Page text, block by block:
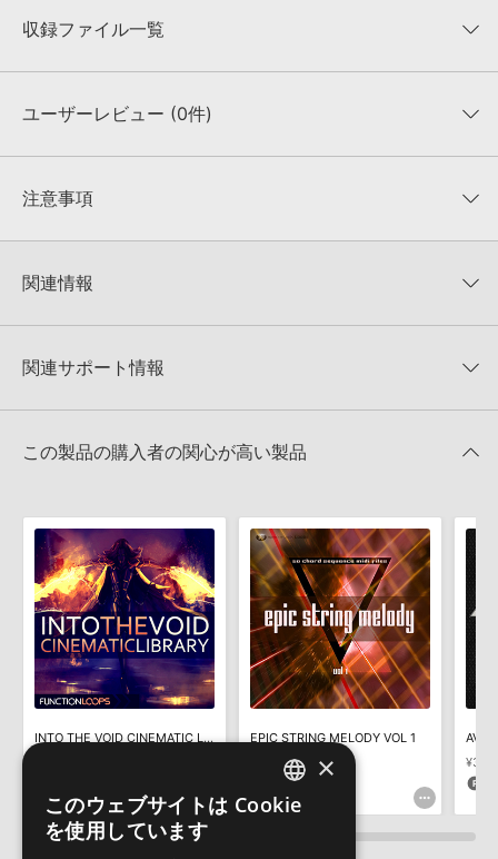
収録ファイル一覧
収録ファイル一覧
ユーザーレビュー (0件)
★★★★★
★5
★4
★1
0%
注意事項
KONTAKTフォーマットは、
でお使いいただけます。無償版のKONTAKT PLAYERではお使いい
4GBを超えるデータに関するご注意：
FAT32でフォーマットされた
きます際には、NTFSやHFS＋でフォーマットされたHDDをご用意
いただく必要がございます。
知らせするメールの2通が送信されます。メールに記載されており
ます説明に沿って、製品のダウンロード／導入を行って下さい。
サンプルパック製品には、原則として日本語版操作マニュアルをご
用意しておりません。ご購入後のご不明点や詳細に関するお問い合
わせなどはテクニカルサポート
までご連絡ください。
デモソングは、製品収録サウンドを使ってできることを紹介するた
めのデモンストレーション用の楽曲です。原則として、デモソング
そのものをお使いいただくことはできません。また、デモソングを
保証するものではありません。
ダウンロード製品という性質上、一切の返品・返金はお受け付け致
しかねます。
関連情報
AVENGE ORCHESTRAのサポート情報
関連サポート情報
2022.06.06
おります。ご覧頂くには、該当する製品をご購入頂く必要がございます。
AVENGE ORCHESTRAのサポート情報
この製品の購入者の関心が高い製品
INTO THE VOID CINEMATIC LIBRARY
EPIC STRING MELODY VOL 1
¥2,134
106pt
ENGLISH
×
このウェブサイトは Cookie
を使用しています